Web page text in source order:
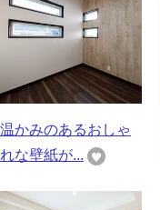
温かみのあるおしゃ
れな壁紙が...